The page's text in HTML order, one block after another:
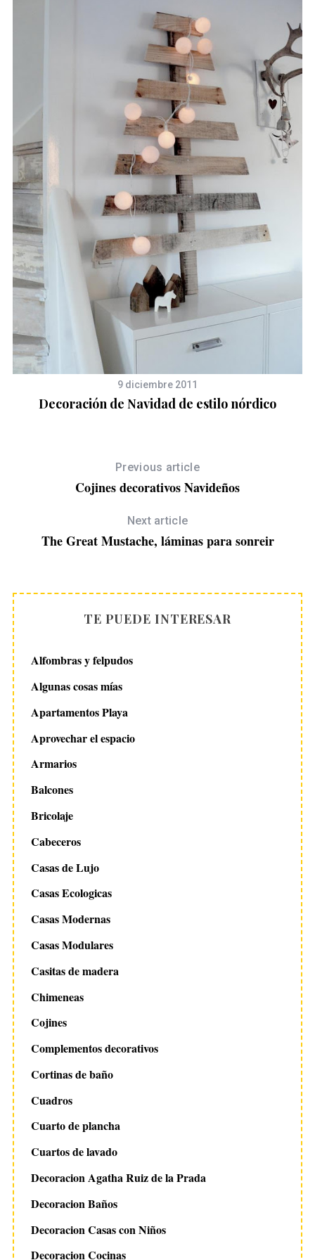
9 diciembre 2011
Decoración de Navidad de estilo nórdico
Previous article
Cojines decorativos Navideños
Next article
The Great Mustache, láminas para sonreir
TE PUEDE INTERESAR
Alfombras y felpudos
Algunas cosas mías
Apartamentos Playa
Aprovechar el espacio
Armarios
Balcones
Bricolaje
Cabeceros
Casas de Lujo
Casas Ecologicas
Casas Modernas
Casas Modulares
Casitas de madera
Chimeneas
Cojines
Complementos decorativos
Cortinas de baño
Cuadros
Cuarto de plancha
Cuartos de lavado
Decoracion Agatha Ruiz de la Prada
Decoracion Baños
Decoracion Casas con Niños
Decoracion Cocinas